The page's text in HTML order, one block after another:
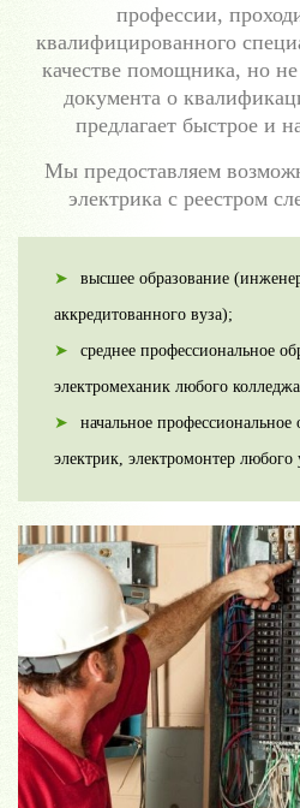
профессии,
квалифицированного
качестве помощника, но
документа о
предлагает быстрое и
Мы предоставляем
электрика с реестром
высшее образование
аккредитованного вуза);
среднее профессиональное
электромеханик любого
начальное профессиональное
электрик, электромонтер